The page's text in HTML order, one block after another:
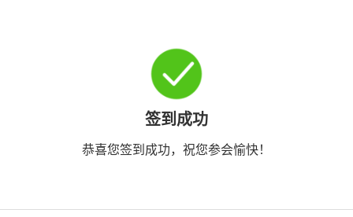
签到成功
恭喜您签到成功，祝您参会愉快！